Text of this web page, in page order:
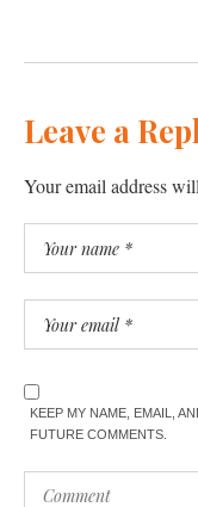
Leave a
Your email address
KEEP MY NAME, EMAIL,
FUTURE COMMENTS.